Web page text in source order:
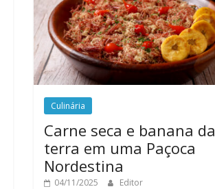
Culinária
Carne seca e banana da
terra em uma Paçoca
Nordestina
04/11/2025 Editor